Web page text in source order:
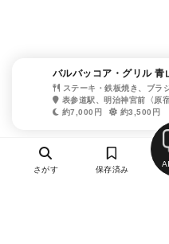
バルバッコア・グリル 青
ステーキ・鉄板焼き、ブラ
ェ 表参道駅、明治神宮前〈原
約7,000円
約3,500円
さがす 保存済み